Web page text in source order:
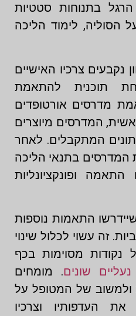
בתנוחות סטטיות
הסוליה, לימוד הליכה
צרכיו האישיים
תוכנית להתאמת
מדרסים אורטופדים
המדרסים מיוצרים
המתקבלים. לאחר
המדרסים בתנאי הליכה
ופונקציונליות
שיידרשו התאמות נוספות
זה עשוי לכלול שינוי
מסוימות בכף
נעליים שונים. מומחים
של המטופל על
העדפותיו וצרכיו